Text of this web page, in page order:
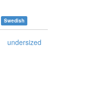
Swedish
undersized